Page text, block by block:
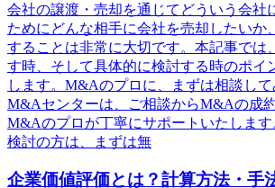
会社の譲渡・売却を通じてどういう会社
ためにどんな相手に会社を売却したいか
することは非常に大切です。本記事では
す時、そして具体的に検討する時のポイ
します。M&Aのプロに、まずは相談し
M&Aセンターは、ご相談からM&Aの成
M&Aのプロが丁寧にサポートいたしま
検討の方は、まずは無
企業価値評価とは？計算方法・手